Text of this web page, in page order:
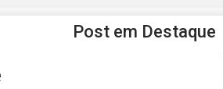
Post em Destaque